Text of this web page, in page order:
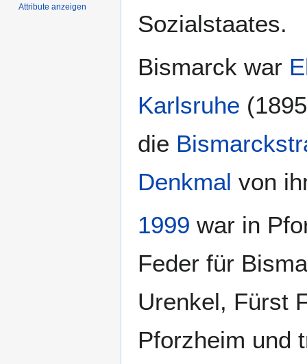
Sozialstaates.
Bismarck war
Karlsruhe
die
Denkmal von
1999 war in
Feder für
Urenkel, Fürst
Pforzheim und
Attribute anzeigen